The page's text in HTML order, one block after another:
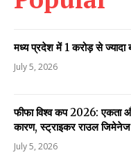
मध्य प्रदेश में 1 करोड़ से ज्यादा
July 5, 2026
फीफा विश्व कप 2026: एकता
कारण, स्ट्राइकर राउल जिमेनेज
July 5, 2026